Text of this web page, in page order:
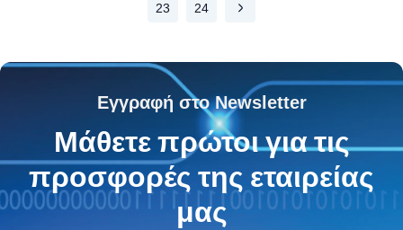
23
24
Εγγραφή στο Newsletter
Μάθετε πρώτοι για τις
προσφορές της εταιρείας
μας